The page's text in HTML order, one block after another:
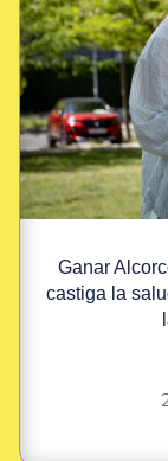
Ganar
castiga la